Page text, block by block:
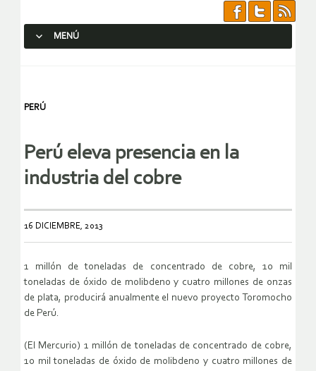
MENÚ
PERÚ
Perú eleva presencia en la
industria del cobre
16 DICIEMBRE, 2013
1 millón de toneladas de concentrado de cobre, 10 mil
toneladas de óxido de molibdeno y cuatro millones de onzas
de plata, producirá anualmente el nuevo proyecto Toromocho
de Perú.
(El Mercurio) 1 millón de toneladas de concentrado de cobre,
10 mil toneladas de óxido de molibdeno y cuatro millones de